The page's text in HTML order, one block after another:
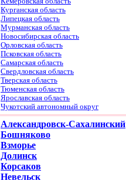
Курганская область
Липецкая область
Мурманская область
Новосибирская область
Орловская область
Псковская область
Самарская область
Свердловская область
Тверская область
Тюменская область
Ярославская область
Чукотский автономный округ
Александровск-Сахалинский
Бошняково
Взморье
Долинск
Корсаков
Невельск